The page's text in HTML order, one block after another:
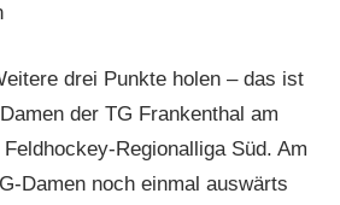
drei Punkte holen – das ist
der TG Frankenthal am
Regionalliga Süd. Am
Damen noch einmal auswärts